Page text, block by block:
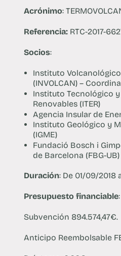
Acrónimo:
Referencia:RTC-2017-
Socios:
Instituto
(INVOLCAN) –
Instituto Tecnológico y
Renovables (ITER)
Agencia Insular de
Instituto Geológico y
(IGME)
Fundació Bosch i
de Barcelona (FBG-UB)
Duración: De 01/09/2018
Presupuesto financiable
Subvención 894.574,47€.
Anticipo Reembolsable